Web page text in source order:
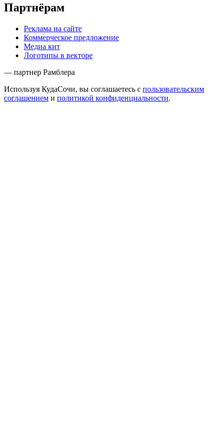
Партнёрам
Реклама на сайте
Коммерческое предложение
Медиа кит
Логотипы в векторе
— партнер Рамблера
Используя КудаСочи, вы соглашаетесь с пользовательским
соглашением и политикой конфиденциальности.